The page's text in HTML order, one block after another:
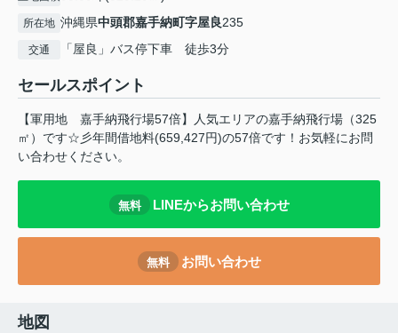
所在地 沖縄県中頭郡嘉手納町字屋良235
交通 「屋良」バス停下車 徒歩3分
セールスポイント
【軍用地 嘉手納飛行場57倍】人気エリアの嘉手納飛行場（325
㎡）です☆彡年間借地料(659,427円)の57倍です！お気軽にお問
い合わせください。
無料 LINEからお問い合わせ
無料 お問い合わせ
地図